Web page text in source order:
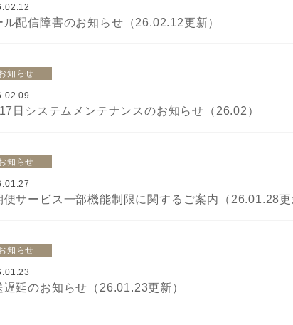
ル配信障害のお知らせ（26.02.12更新）
知らせ
日システムメンテナンスのお知らせ（26.02）
知らせ
便サービス一部機能制限に関するご案内（26.01.28更
知らせ
遅延のお知らせ（26.01.23更新）